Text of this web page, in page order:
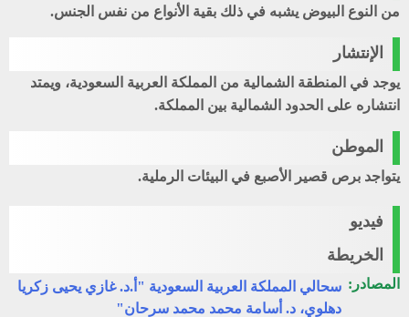
من النوع البيوض يشبه في ذلك بقية الأنواع من نفس الجنس.
الإنتشار
يوجد في المنطقة الشمالية من المملكة العربية السعودية، ويمتد
انتشاره على الحدود الشمالية بين المملكة.
الموطن
يتواجد برص قصير الأصبع في البيئات الرملية.
فيديو
الخريطة
المصادر: سحالي المملكة العربية السعودية "أ.د. غازي يحيى زكريا
دهلوي، د. أسامة محمد محمد سرحان"